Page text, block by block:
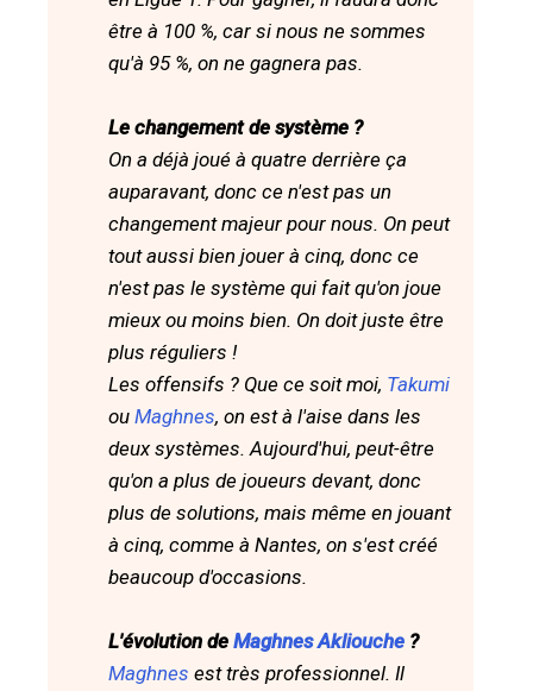
être à 100 %, car si nous ne sommes
qu'à 95 %, on ne gagnera pas.
Le changement de système ?
On a déjà joué à quatre derrière ça
auparavant, donc ce n'est pas un
changement majeur pour nous. On peut
tout aussi bien jouer à cinq, donc ce
n'est pas le système qui fait qu'on joue
mieux ou moins bien. On doit juste être
plus réguliers !
Les offensifs ? Que ce soit moi, Takumi
ou Maghnes, on est à l'aise dans les
deux systèmes. Aujourd'hui, peut-être
qu'on a plus de joueurs devant, donc
plus de solutions, mais même en jouant
à cinq, comme à Nantes, on s'est créé
beaucoup d'occasions.
L'évolution de Maghnes Akliouche ?
Maghnes est très professionnel. Il